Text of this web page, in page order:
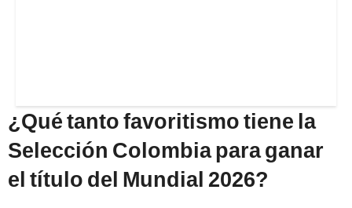
¿Qué tanto favoritismo tiene la
Selección Colombia para ganar
el título del Mundial 2026?